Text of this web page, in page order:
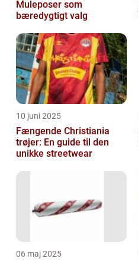
Muleposer som
bæredygtigt valg
10 juni 2025
Fængende Christiania
trøjer: En guide til den
unikke streetwear
06 maj 2025